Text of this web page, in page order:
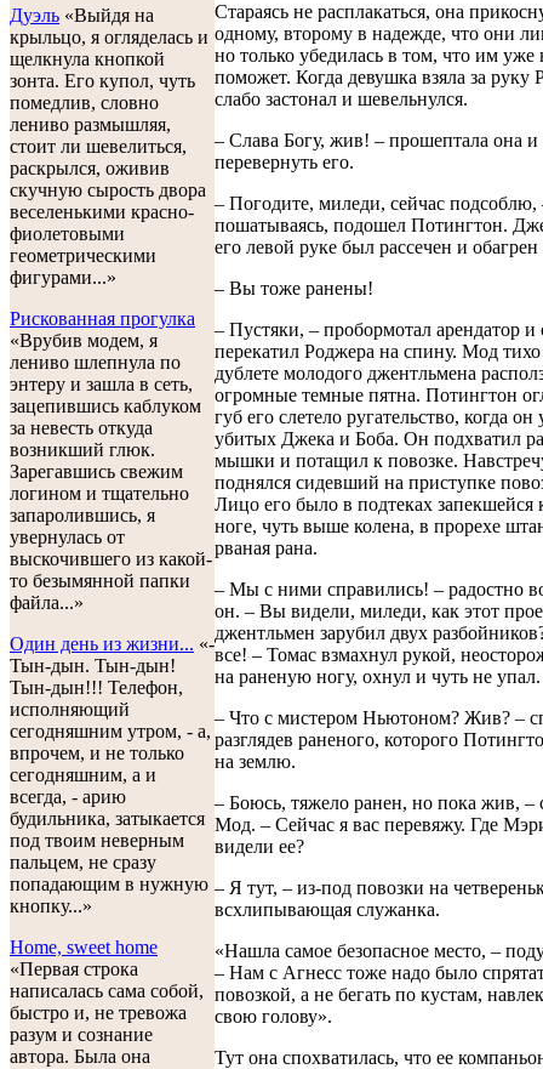
Дуэль «Выйдя на
крыльцо, я огляделась и
щелкнула кнопкой
зонта. Его купол, чуть
помедлив, словно
лениво размышляя,
стоит ли шевелиться,
раскрылся, оживив
скучную сырость двора
веселенькими красно-
фиолетовыми
геометрическими
фигурами...»
Рискованная прогулка
«Врубив модем, я
лениво шлепнула по
энтеру и зашла в сеть,
зацепившись каблуком
за невесть откуда
возникший глюк.
Зарегавшись свежим
логином и тщательно
запаролившись, я
увернулась от
выскочившего из какой-
то безымянной папки
файла...»
Один день из жизни... «-
Тын-дын. Тын-дын!
Тын-дын!!! Телефон,
исполняющий
сегодняшним утром, - а,
впрочем, и не только
сегодняшним, а и
всегда, - арию
будильника, затыкается
под твоим неверным
пальцем, не сразу
попадающим в нужную
кнопку...»
Home, sweet home
«Первая строка
написалась сама собой,
быстро и, не тревожа
разум и сознание
автора. Была она
Стараясь не расплакаться, она
одному, второму в надежде, что они
но только убедилась в том, что им уже
поможет. Когда девушка взяла за руку
слабо застонал и шевельнулся.
– Слава Богу, жив! – прошептала она и
перевернуть его.
– Погодите, миледи, сейчас подсоблю,
пошатываясь, подошел Потингтон.
его левой руке был рассечен и
– Вы тоже ранены!
– Пустяки, – пробормотал арендатор и
перекатил Роджера на спину. Мод тихо
дублете молодого джентльмена
огромные темные пятна. Потингтон
губ его слетело ругательство, когда он
убитых Джека и Боба. Он подхватил
мышки и потащил к повозке.
поднялся сидевший на приступке
Лицо его было в подтеках запекшейся
ноге, чуть выше колена, в прорехе
рваная рана.
– Мы с ними справились! – радостно
он. – Вы видели, миледи, как этот
джентльмен зарубил двух
все! – Томас взмахнул рукой,
на раненую ногу, охнул и чуть не упал.
– Что с мистером Ньютоном? Жив? –
разглядев раненого, которого
на землю.
– Боюсь, тяжело ранен, но пока жив, –
Мод. – Сейчас я вас перевяжу. Где
видели ее?
– Я тут, – из-под повозки на
всхлипывающая служанка.
«Нашла самое безопасное место, –
– Нам с Агнесс тоже надо было
повозкой, а не бегать по кустам,
свою голову».
Тут она спохватилась, что ее